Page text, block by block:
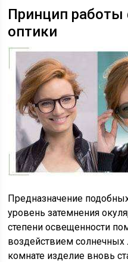
Принцип
оптики
Предназначение
уровень затемнения
степени освещенности
воздействием
комнате изделие вновь